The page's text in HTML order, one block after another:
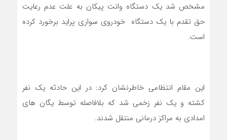
مشخص شد یک دستگاه وانت پیکان به علت عدم رعایت
حق تقدم با یک دستگاه خودروی سواری پراید برخورد کرده
است.
این مقام انتظامی خاطرنشان کرد: در این حادثه یک نفر
کشته و یک نفر زخمی شد که بلافاصله توسط یگان های
امدادی به مراکز درمانی منتقل شدند.